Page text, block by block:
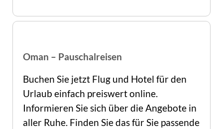
Oman – Pauschalreisen
Buchen Sie jetzt Flug und Hotel für den
Urlaub einfach preiswert online.
Informieren Sie sich über die Angebote in
aller Ruhe. Finden Sie das für Sie passende